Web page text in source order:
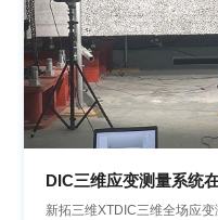
DIC三维应变测量系统
中的应用
新拓三维XTDIC三维全场应